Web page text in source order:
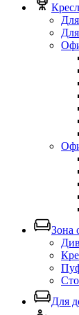
Зона
Для